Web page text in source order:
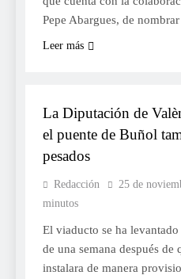
Pepe Abargues, de
Leer más
La Diputación de
el puente de Buñol
pesados
Redacción 25 de
minutos
El viaducto se ha
de una semana después de
instalara de manera